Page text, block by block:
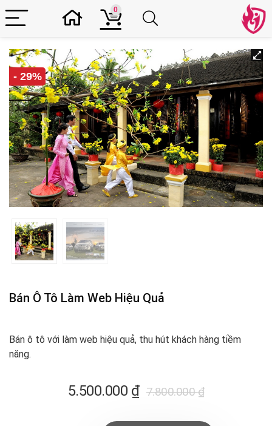
0
- 29%
Bán Ô Tô Làm Web Hiệu Quả
Bán ô tô với làm web hiệu quả, thu hút khách hàng tiềm
năng.
7.800.000₫
Giá
5.500.000 ₫